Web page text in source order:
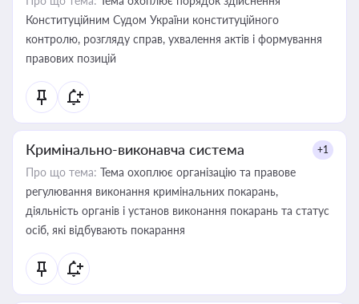
Конституційним Судом України конституційного
контролю, розгляду справ, ухвалення актів і формування
правових позицій
Кримінально-виконавча система +1
Про що тема: Тема охоплює організацію та правове
регулювання виконання кримінальних покарань,
діяльність органів і установ виконання покарань та статус
осіб, які відбувають покарання